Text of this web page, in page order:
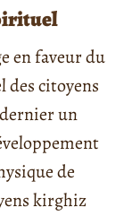
en faveur du
citoyens
un
de
kirghiz